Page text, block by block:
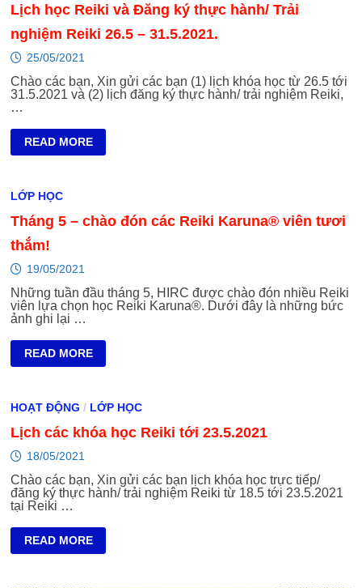
NGHIỆM
THỰC
HÀNH
REIKI
THÁNG
6.2021
TẠI
HIRC
Lịch học Reiki và Đăng ký thực hành/ Trải
nghiệm Reiki 26.5 – 31.5.2021.
25/05/2021
Chào các bạn, Xin gửi các bạn (1) lịch khóa học từ 26.5 tới
31.5.2021 và (2) lịch đăng ký thực hành/ trải nghiệm Reiki,
…
LỊCH
KÝ
HÀNH/
TRẢI
NGHIỆM
REIKI
26.5
–
31.5.2021.
READ MORE
LỚP HỌC
Tháng 5 – chào đón các Reiki Karuna® viên tươi
thắm!
19/05/2021
Những tuần đầu tháng 5, HIRC được chào đón nhiều Reiki
viên lựa chọn học Reiki Karuna®. Dưới đây là những bức
ảnh ghi lại …
THÁNG
CÁC
KARUNA®
TƯƠI
READ MORE
HOẠT ĐỘNG / LỚP HỌC
Lịch các khóa học Reiki tới 23.5.2021
18/05/2021
Chào các bạn, Xin gửi các bạn lịch khóa học trực tiếp/
đăng ký thực hành/ trải nghiệm Reiki từ 18.5 tới 23.5.2021
tại Reiki …
LỊCH
READ MORE